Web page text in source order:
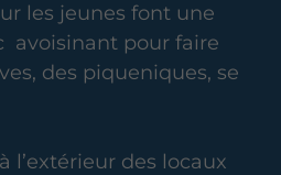
les jeunes font une
avoisinant pour faire
des piqueniques, se
l’extérieur des locaux